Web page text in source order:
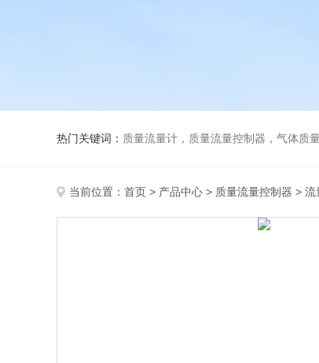
热门关键词： 质量流量计，质量流量控制器，气体质
当前位置： 首页 > 产品中心 > 质量流量控制器 > 流